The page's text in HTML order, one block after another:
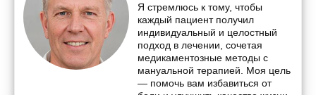
Я стремлюсь к тому, чтобы
каждый пациент получил
индивидуальный и целостный
подход в лечении, сочетая
медикаментозные методы с
мануальной терапией. Моя цель
— помочь вам избавиться от